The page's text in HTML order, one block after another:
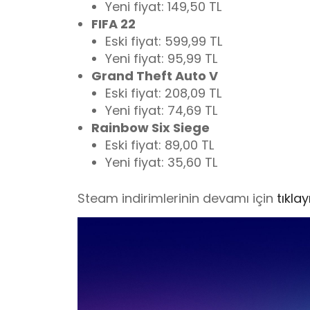
Yeni fiyat: 149,50 TL
FIFA 22
Eski fiyat: 599,99 TL
Yeni fiyat: 95,99 TL
Grand Theft Auto V
Eski fiyat: 208,09 TL
Yeni fiyat: 74,69 TL
Rainbow Six Siege
Eski fiyat: 89,00 TL
Yeni fiyat: 35,60 TL
Steam indirimlerinin devamı için